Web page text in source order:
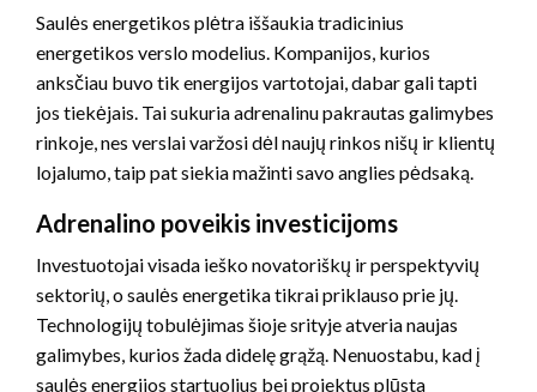
Saulės energetikos plėtra iššaukia tradicinius
energetikos verslo modelius. Kompanijos, kurios
anksčiau buvo tik energijos vartotojai, dabar gali tapti
jos tiekėjais. Tai sukuria adrenalinu pakrautas galimybes
rinkoje, nes verslai varžosi dėl naujų rinkos nišų ir klientų
lojalumo, taip pat siekia mažinti savo anglies pėdsaką.
Adrenalino poveikis investicijoms
Investuotojai visada ieško novatoriškų ir perspektyvių
sektorių, o saulės energetika tikrai priklauso prie jų.
Technologijų tobulėjimas šioje srityje atveria naujas
galimybes, kurios žada didelę grąžą. Nenuostabu, kad į
saulės energijos startuolius bei projektus plūsta